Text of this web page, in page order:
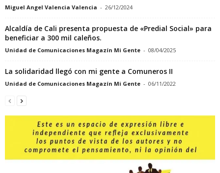
Miguel Angel Valencia Valencia - 26/12/2024
Alcaldía de Cali presenta propuesta de «Predial Social» para
beneficiar a 300 mil caleños.
Unidad de Comunicaciones Magazín Mi Gente - 08/04/2025
La solidaridad llegó con mi gente a Comuneros II
Unidad de Comunicaciones Magazín Mi Gente - 06/11/2022